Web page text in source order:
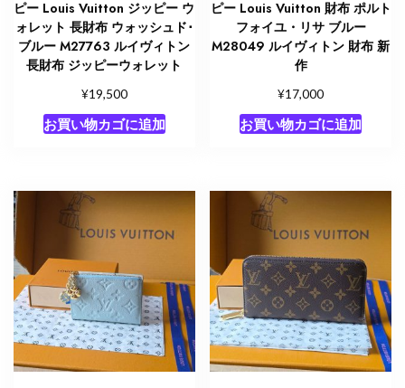
ピー Louis Vuitton ジッピー ウ
ォレット 長財布 ウォッシュド･
ブルー M27763 ルイヴィトン
長財布 ジッピーウォレット
¥19,500
お買い物カゴに追加
ピー Louis Vuitton 財布 ポルト
フォイユ・リサ ブルー
M28049 ルイヴィトン 財布 新
作
¥17,000
お買い物カゴに追加